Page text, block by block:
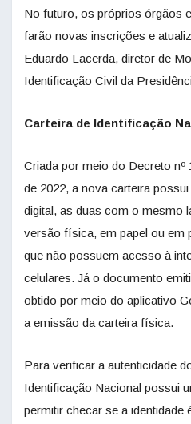
No futuro, os próprios órgãos
farão novas inscrições e
Eduardo Lacerda, diretor de
Identificação Civil da
Carteira de Identificação
Criada por meio do Decreto nº
de 2022, a nova carteira
digital, as duas com o mesmo
versão física, em papel ou em
que não possuem acesso à
celulares. Já o documento
obtido por meio do aplicativo
a emissão da carteira física.
Para verificar a autenticidade
Identificação Nacional possui
permitir checar se a identidade